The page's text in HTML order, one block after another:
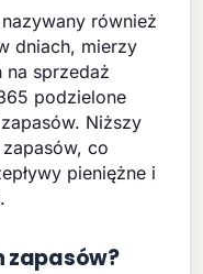
również
dniach, mierzy
na sprzedaż
podzielone
Niższy
co
pieniężne i
zapasów?